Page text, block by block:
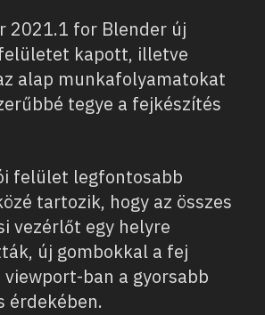
2021.1 for Blender új
kapott, illetve
alap munkafolyamatokat
tegye a fejkészítés
felület legfontosabb
tartozik, hogy az összes
vezérlőt egy helyre
új gombokkal a fej
ban a gyorsabb
érdekében.